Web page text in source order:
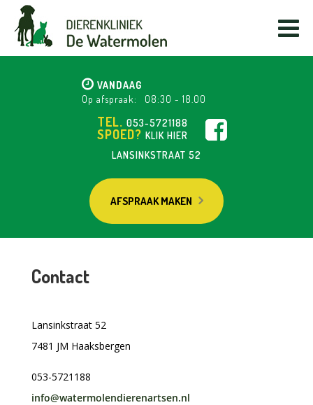
VANDAAG
Op afspraak:
08:30 -18.00
TEL. 053-5721188
SPOED? KLIK HIER
LANSINKSTRAAT 52
AFSPRAAK MAKEN
Contact
Lansinkstraat 52
7481 JM Haaksbergen
053-5721188
info@watermolendierenartsen.nl